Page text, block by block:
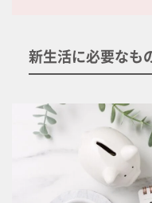
新生活に必要なも